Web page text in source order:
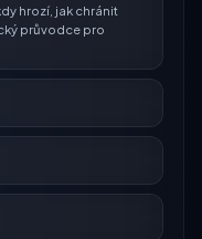
hrozí, jak chránit
průvodce pro